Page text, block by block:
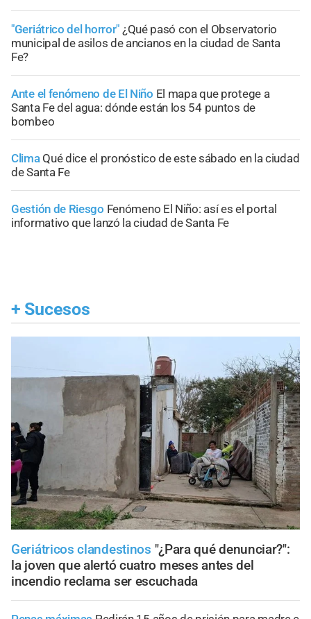
"Geriátrico del horror" ¿Qué pasó con el Observatorio
municipal de asilos de ancianos en la ciudad de Santa
Fe?
Ante el fenómeno de El Niño El mapa que protege a
Santa Fe del agua: dónde están los 54 puntos de
bombeo
Clima Qué dice el pronóstico de este sábado en la ciudad
de Santa Fe
Gestión de Riesgo Fenómeno El Niño: así es el portal
informativo que lanzó la ciudad de Santa Fe
+ Sucesos
Geriátricos clandestinos "¿Para qué denunciar?":
la joven que alertó cuatro meses antes del
incendio reclama ser escuchada